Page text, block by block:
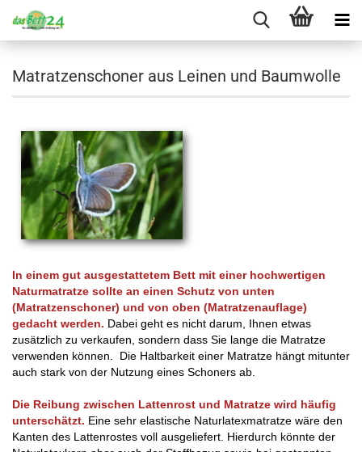
Matratzenschoner aus Leinen und Baumwolle
In einem gut ausgestattetem Bett mit einer hochwertigen
Naturmatratze sollte an einen Schutz von unten
(Matratzenschoner) und von oben (Matratzenauflage)
gedacht werden. Dabei geht es nicht darum, Ihnen etwas
zusätzlich zu verkaufen, sondern dass Sie lange die Matratze
verwenden können. Die Haltbarkeit einer Matratze hängt mitunter
auch stark von der Nutzung eines Schoners ab.
Die Reibung zwischen Lattenrost und Matratze wird häufig
unterschätzt. Eine sehr elastische Naturlatexmatratze wäre den
Kanten des Lattenrostes voll ausgeliefert. Hierdurch könnte der